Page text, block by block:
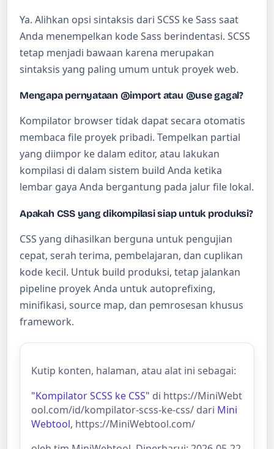
Ya. Alihkan opsi sintaksis dari SCSS ke Sass saat
Anda menempelkan kode Sass berindentasi. SCSS
tetap menjadi bawaan karena merupakan
sintaksis yang paling umum untuk proyek web.
Mengapa pernyataan @import atau @use gagal?
Kompilator browser tidak dapat secara otomatis
membaca file proyek pribadi. Tempelkan partial
yang diimpor ke dalam editor, atau lakukan
kompilasi di dalam sistem build Anda ketika
lembar gaya Anda bergantung pada jalur file lokal.
Apakah CSS yang dikompilasi siap untuk produksi?
CSS yang dihasilkan berguna untuk pengujian
cepat, serah terima, pembelajaran, dan cuplikan
kode kecil. Untuk build produksi, tetap jalankan
pipeline proyek Anda untuk autoprefixing,
minifikasi, source map, dan pemrosesan khusus
framework.
Kutip konten, halaman, atau alat ini sebagai:
"Kompilator SCSS ke CSS" di https://MiniWebt
ool.com/id/kompilator-scss-ke-css/ dari Mini
Webtool, https://MiniWebtool.com/